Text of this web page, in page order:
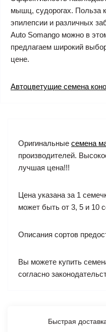
мышц, судорогах. Польза
эпилепсии и различных
Auto Somango можно в
предлагаем широкий
цене.
Автоцветущие семена
Оригинальные семена
производителей.
лучшая цена!!!
Цена указана за 1
может быть от 3, 5 и 10
Описания сортов
Вы можете купить
согласно
Быстрая